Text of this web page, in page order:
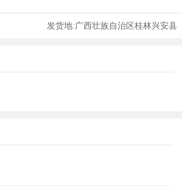
发货地:广西壮族自治区桂林兴安县